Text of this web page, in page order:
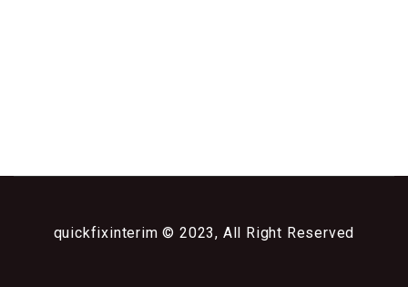
quickfixinterim © 2023, All Right Reserved